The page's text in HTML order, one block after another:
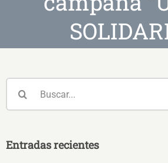
Entradas recientes